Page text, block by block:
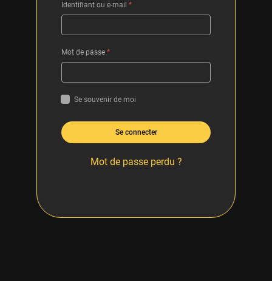
Identifiant ou e-mail *
Mot de passe *
Se souvenir de moi
Se connecter
Mot de passe perdu ?